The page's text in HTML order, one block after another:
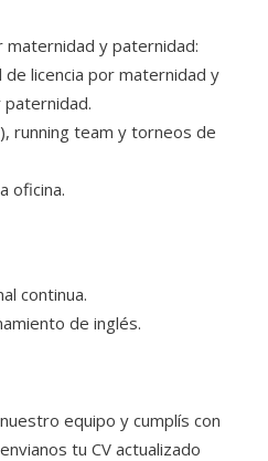
maternidad y paternidad:
de licencia por maternidad y
paternidad.
running team y torneos de
oficina.
continua.
de inglés.
equipo y cumplís con
tu CV actualizado